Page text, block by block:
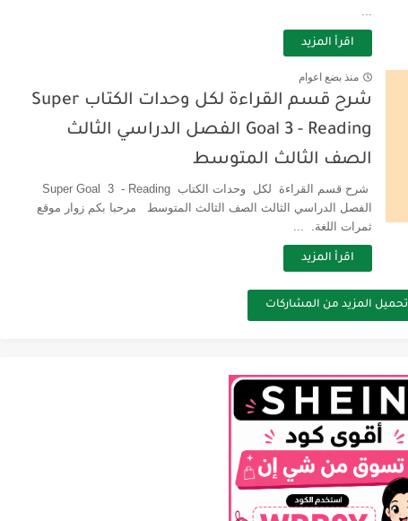
اقرأ المزيد
منذ بضع اعوام
شرح قسم القراءة لكل وحدات الكتاب Super
Goal 3 - Reading الفصل الدراسي الثالث
الصف الثالث المتوسط
الفصل الدراسي الثالث الصف الثالث المتوسط مرحبا بكم زوار موقع
ثمرات اللغة. ...
اقرأ المزيد
تحميل المزيد من المشاركات